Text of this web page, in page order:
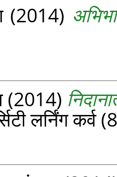
(2014)
(2014)
लर्निंग